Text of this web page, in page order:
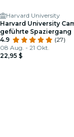
Harvard University
Harvard University
geführte Spaziergang
4.9
(27)
08 Aug. - 21 Okt.
22,95 $